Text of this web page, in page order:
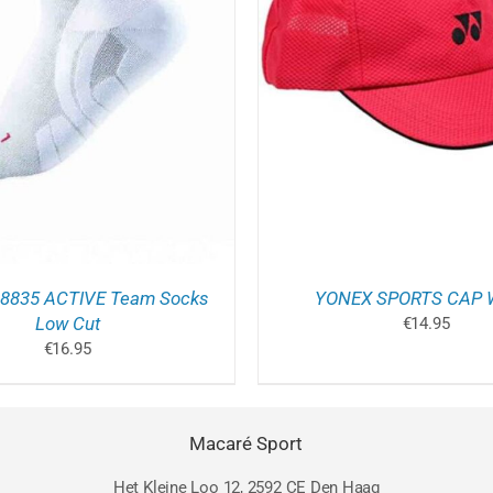
ACTIVE Team Socks
Low Cut
€16.95
AAN WINKELWAGEN
DETAILS
YONEX SPORTS CAP
€14.95
TOEVOEGEN AAN
DETAILS
Macaré Sport
Het Kleine Loo 12, 2592 CE Den Haag